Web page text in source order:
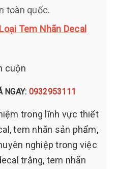
toàn quốc.
Tem Nhãn Decal
NGAY: 0932953111
trong lĩnh vực thiết
tem nhãn sản phẩm,
nghiệp trong việc
trắng, tem nhãn